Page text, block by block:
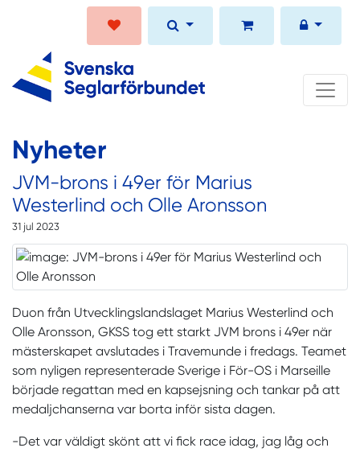
Nyheter
JVM-brons i 49er för Marius
Westerlind och Olle Aronsson
31 jul 2023
Duon från Utvecklingslandslaget Marius Westerlind och
Olle Aronsson, GKSS tog ett starkt JVM brons i 49er när
mästerskapet avslutades i Travemunde i fredags. Teamet
som nyligen representerade Sverige i För-OS i Marseille
började regattan med en kapsejsning och tankar på att
medaljchanserna var borta inför sista dagen.
-Det var väldigt skönt att vi fick race idag, jag låg och